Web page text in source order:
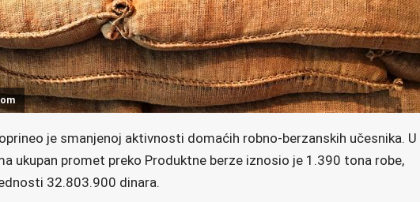
je smanjenoj aktivnosti domaćih robno-berzanskih učesnika. U
ukupan promet preko Produktne berze iznosio je 1.390 tona robe,
32.803.900 dinara.